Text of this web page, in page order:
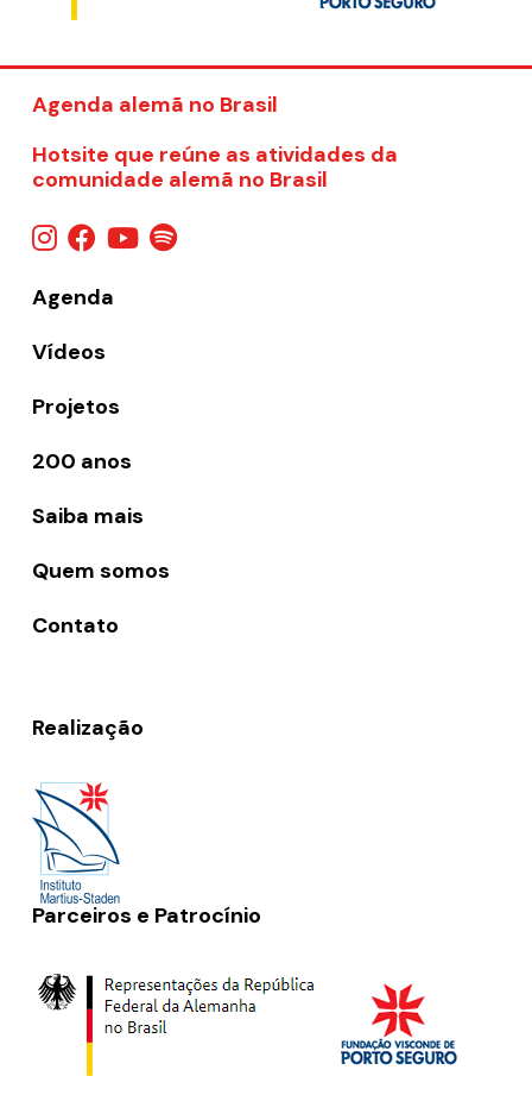
Agenda alemã no Brasil
Hotsite que reúne as atividades da
comunidade alemã no Brasil
Agenda
Vídeos
Projetos
200 anos
Saiba mais
Quem somos
Contato
Realização
Parceiros e Patrocínio